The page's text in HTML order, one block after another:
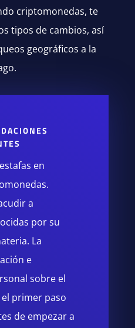
criptomonedas, te
tipos de cambios, así
geográficos a la
en
a
por su
La
e
sobre el
primer paso
de empezar a